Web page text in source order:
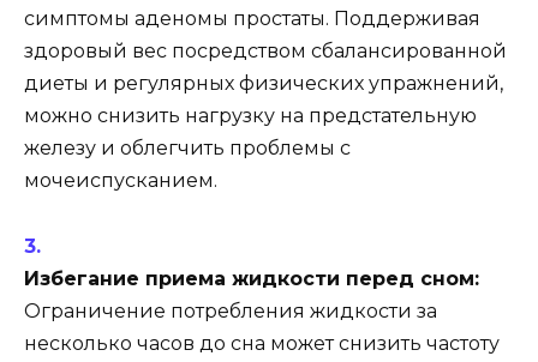
симптомы аденомы простаты. Поддерживая
здоровый вес посредством сбалансированной
диеты и регулярных физических упражнений,
можно снизить нагрузку на предстательную
железу и облегчить проблемы с
мочеиспусканием.
Избегание приема жидкости перед сном:
Ограничение потребления жидкости за
несколько часов до сна может снизить частоту